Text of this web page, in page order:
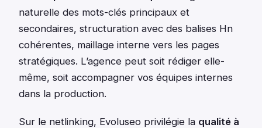
naturelle des mots-clés principaux et
secondaires, structuration avec des balises Hn
cohérentes, maillage interne vers les pages
stratégiques. L’agence peut soit rédiger elle-
même, soit accompagner vos équipes internes
dans la production.
Sur le netlinking, Evoluseo privilégie la qualité à